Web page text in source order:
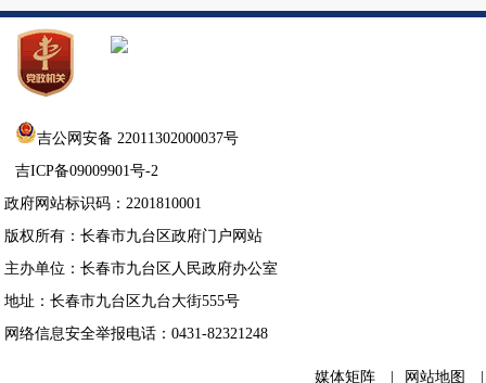
吉公网安备 22011302000037号
吉ICP备09009901号-2
政府网站标识码：2201810001
版权所有：长春市九台区政府门户网站
主办单位：长春市九台区人民政府办公室
地址：长春市九台区九台大街555号
网络信息安全举报电话：0431-82321248
媒体矩阵 网站地图